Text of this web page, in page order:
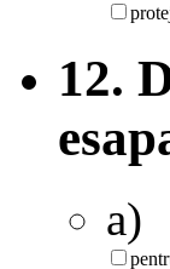
12.
a)